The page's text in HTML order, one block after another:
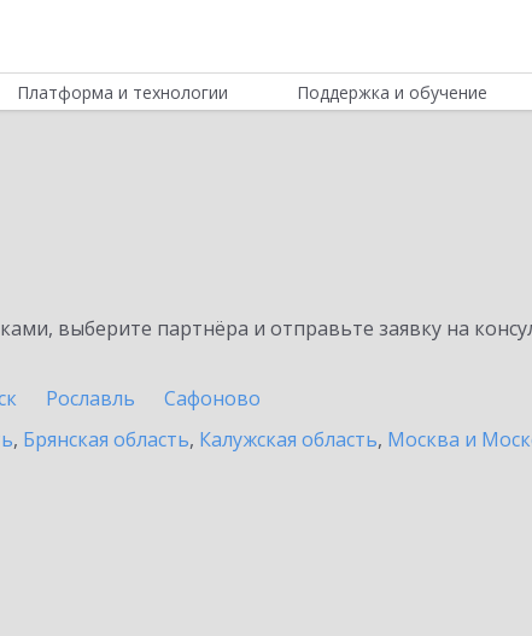
Платформа и технологии Поддержка и обучение
выберите партнёра и отправьте заявку на
Рославль
Сафоново
, Брянская область, Калужская область, Москва и